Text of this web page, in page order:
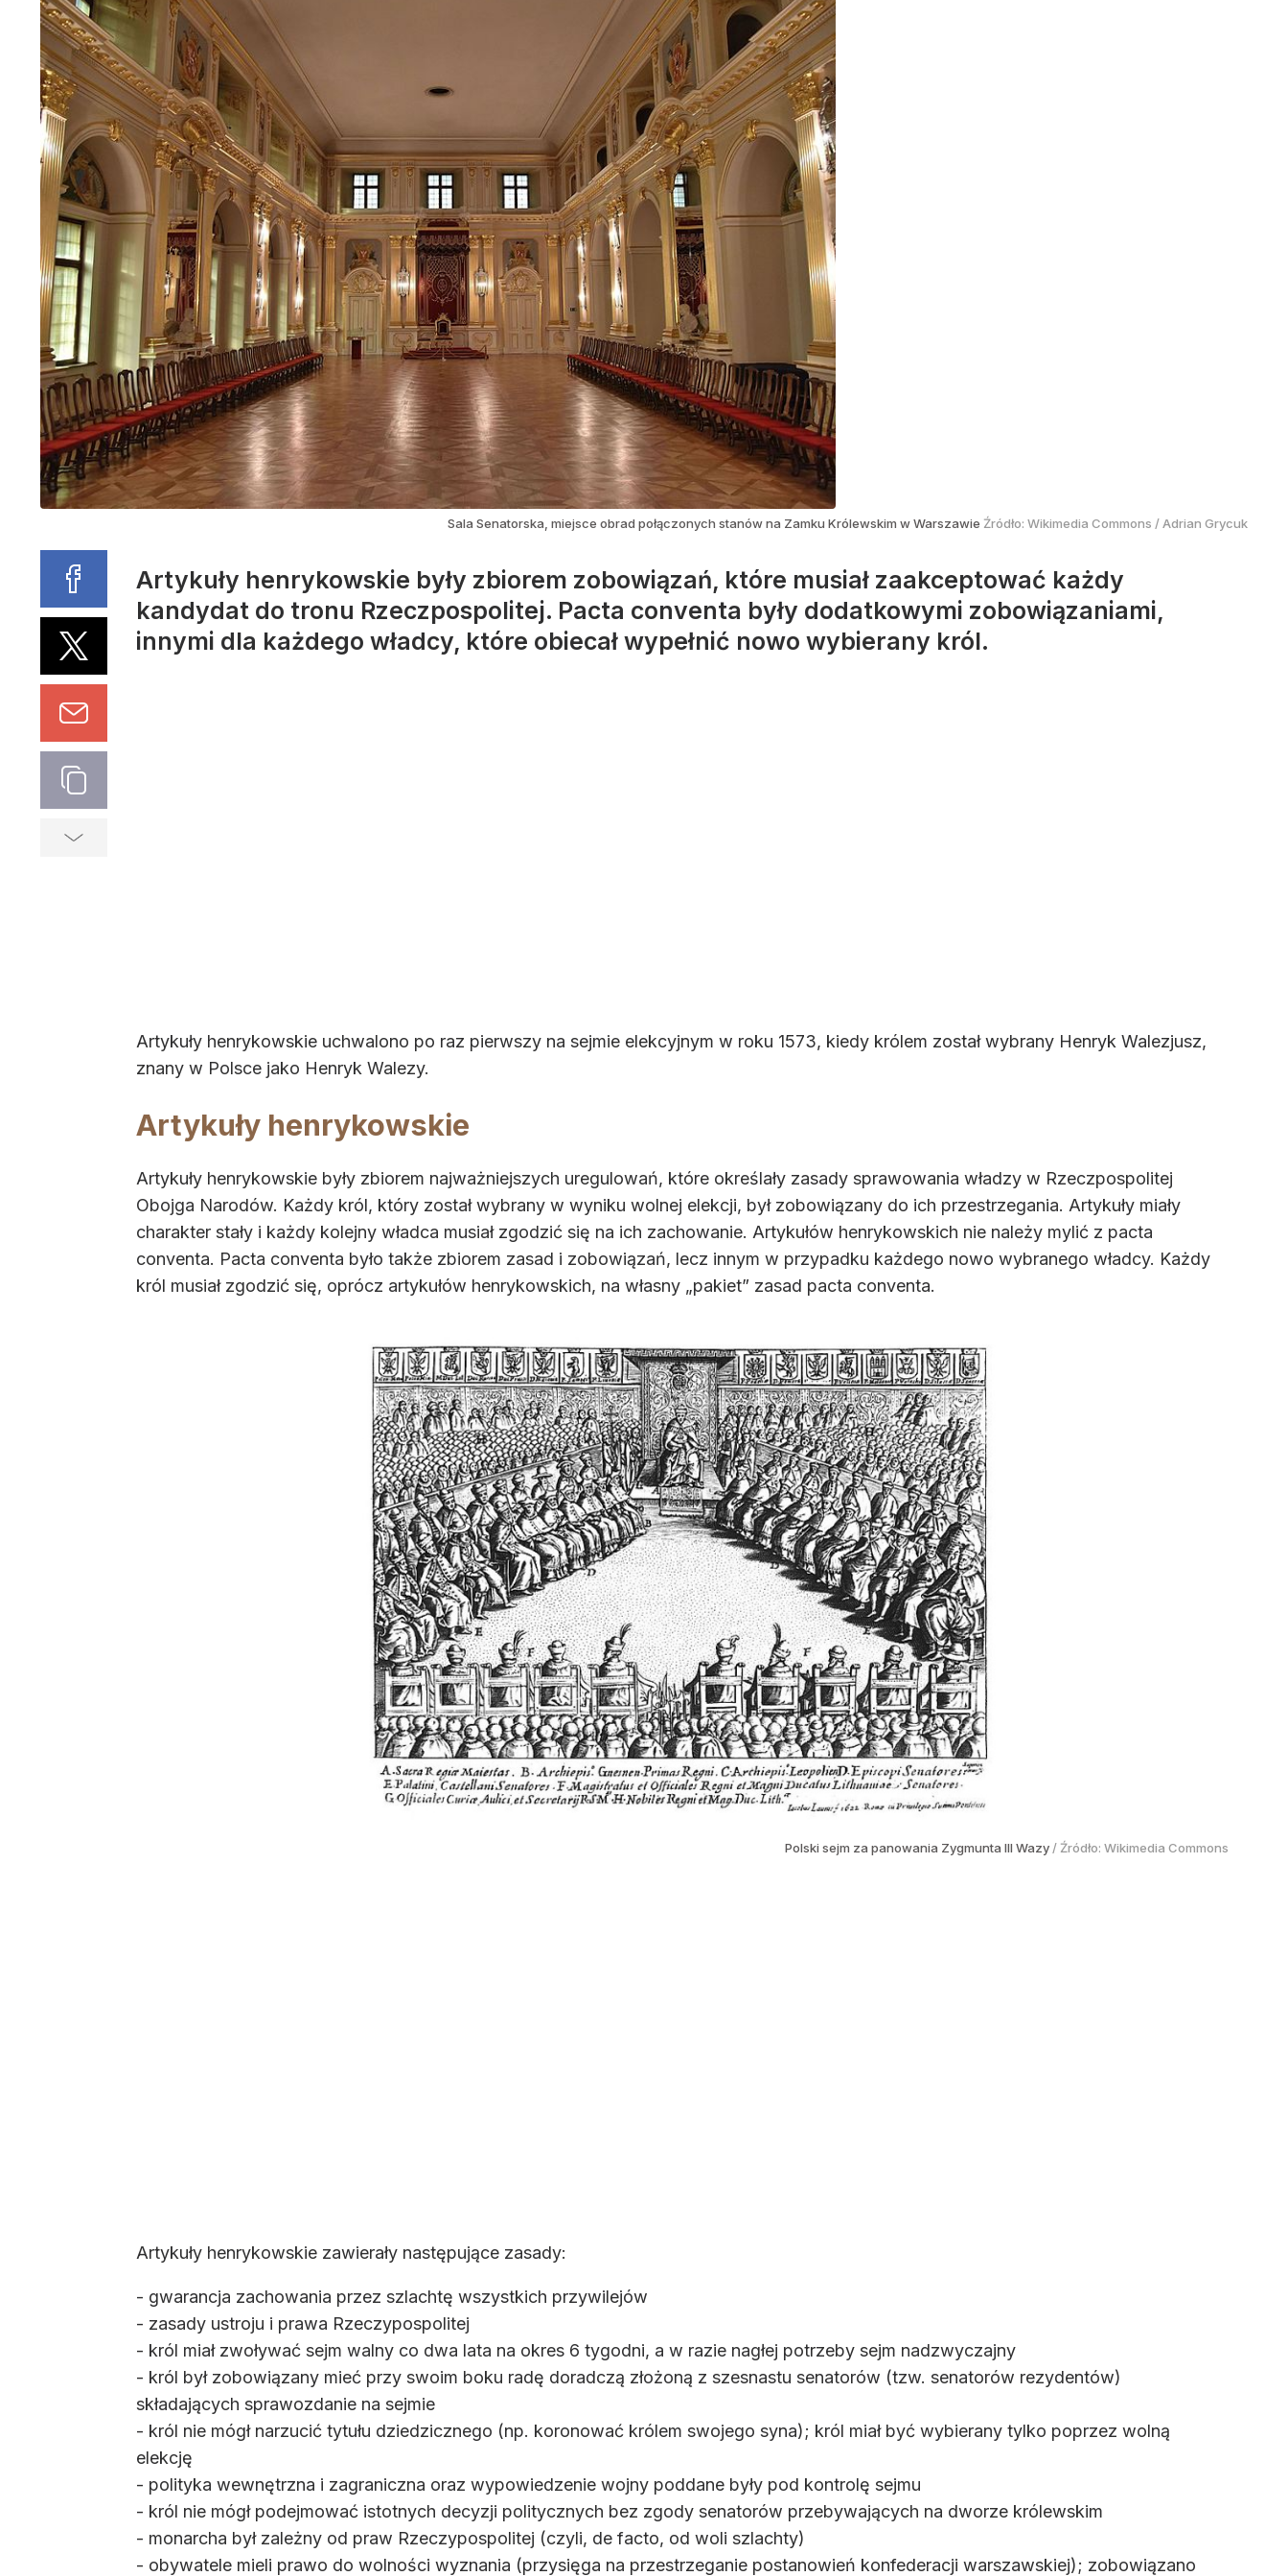
Sala Senatorska, miejsce obrad połączonych stanów na Zamku Królewskim w Warszawie Źródło: Wikimedia Commons /Adrian Grycuk
Artykuły henrykowskie były zbiorem zobowiązań, które musiał zaakceptować każdy
kandydat do tronu Rzeczpospolitej. Pacta conventa były dodatkowymi zobowiązaniami,
innymi dla każdego władcy, które obiecał wypełnić nowo wybierany król.
Artykuły henrykowskie uchwalono po raz pierwszy na sejmie elekcyjnym w roku 1573, kiedy królem został wybrany Henryk Walezjusz,
znany w Polsce jako Henryk Walezy.
Artykuły henrykowskie
Artykuły henrykowskie były zbiorem najważniejszych uregulowań, które określały zasady sprawowania władzy w Rzeczpospolitej
Obojga Narodów. Każdy król, który został wybrany w wyniku wolnej elekcji, był zobowiązany do ich przestrzegania. Artykuły miały
charakter stały i każdy kolejny władca musiał zgodzić się na ich zachowanie. Artykułów henrykowskich nie należy mylić z pacta
conventa. Pacta conventa było także zbiorem zasad i zobowiązań, lecz innym w przypadku każdego nowo wybranego władcy. Każdy
król musiał zgodzić się, oprócz artykułów henrykowskich, na własny „pakiet” zasad pacta conventa.
Polski sejm za panowania Zygmunta III Wazy/ Źródło: Wikimedia Commons
Artykuły henrykowskie zawierały następujące zasady:
- gwarancja zachowania przez szlachtę wszystkich przywilejów
- zasady ustroju i prawa Rzeczypospolitej
- król miał zwoływać sejm walny co dwa lata na okres 6 tygodni, a w razie nagłej potrzeby sejm nadzwyczajny
- król był zobowiązany mieć przy swoim boku radę doradczą złożoną z szesnastu senatorów (tzw. senatorów rezydentów)
składających sprawozdanie na sejmie
- król nie mógł narzucić tytułu dziedzicznego (np. koronować królem swojego syna); król miał być wybierany tylko poprzez wolną
elekcję
- polityka wewnętrzna i zagraniczna oraz wypowiedzenie wojny poddane były pod kontrolę sejmu
- król nie mógł podejmować istotnych decyzji politycznych bez zgody senatorów przebywających na dworze królewskim
- monarcha był zależny od praw Rzeczypospolitej (czyli, de facto, od woli szlachty)
- obywatele mieli prawo do wolności wyznania (przysięga na przestrzeganie postanowień konfederacji warszawskiej); zobowiązano